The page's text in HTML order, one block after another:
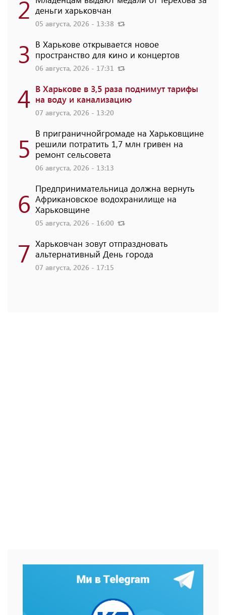
2 деньги харьковчан
05 августа, 2026 - 13:38
3 В Харькове открывается новое
пространство для кино и концертов
06 августа, 2026 - 17:31
4 В Харькове в 3,5 раза поднимут тарифы
на воду и канализацию
07 августа, 2026 - 13:20
5 В приграничнойгромаде на Харьковщине
решили потратить 1,7 млн ​​гривен на
ремонт сельсовета
06 августа, 2026 - 13:13
6 Предпринимательница должна вернуть
Африкановское водохранилище на
Харьковщине
05 августа, 2026 - 16:00
7 Харьковчан зовут отпраздновать
альтернативный День города
07 августа, 2026 - 17:15